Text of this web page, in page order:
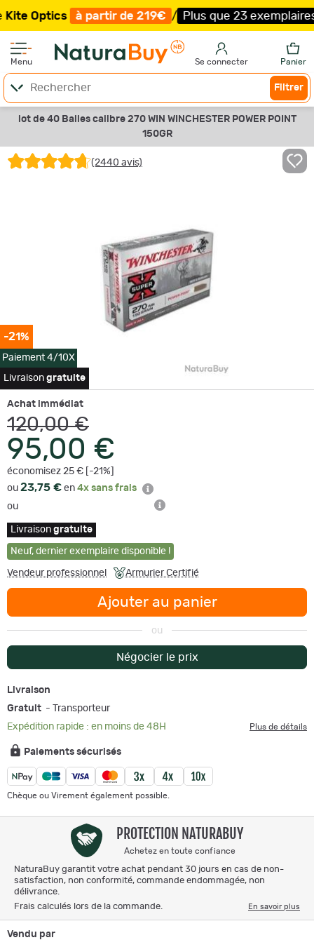
à partir de 219€ / Plus que 23 exemplaires ! /
Menu Se connecter Panier
Filtrer
lot de 40 Balles calibre 270 WIN WINCHESTER POWER POINT
150GR
(2440 avis)
-21%
Paiement 4/10X
Livraison gratuite
Achat immédiat
120,00 €
95,00 €
économisez 25 € [-21%]
ou 23,75 € en 4x sans frais
ou
Livraison gratuite
Neuf, dernier exemplaire disponible !
Vendeur professionnel Armurier Certifié
Ajouter au panier
ou
Négocier le prix
Livraison
Gratuit - Transporteur
Expédition rapide : en moins de 48H
Plus de détails
Paiements sécurisés
Chèque ou Virement également possible.
PROTECTION NATURABUY
Achetez en toute confiance
NaturaBuy garantit votre achat pendant 30 jours en cas de non-
satisfaction, non conformité, commande endommagée, non
délivrance.
Frais calculés lors de la commande.
En savoir plus
Vendu par